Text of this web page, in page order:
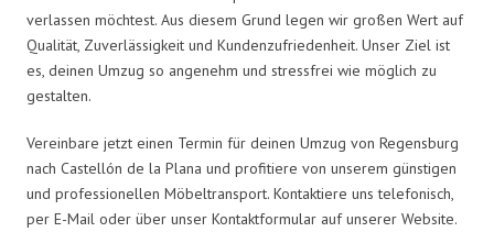
verlassen möchtest. Aus diesem Grund legen wir großen Wert auf
Qualität, Zuverlässigkeit und Kundenzufriedenheit. Unser Ziel ist
es, deinen Umzug so angenehm und stressfrei wie möglich zu
gestalten.
Vereinbare jetzt einen Termin für deinen Umzug von Regensburg
nach Castellón de la Plana und profitiere von unserem günstigen
und professionellen Möbeltransport. Kontaktiere uns telefonisch,
per E-Mail oder über unser Kontaktformular auf unserer Website.